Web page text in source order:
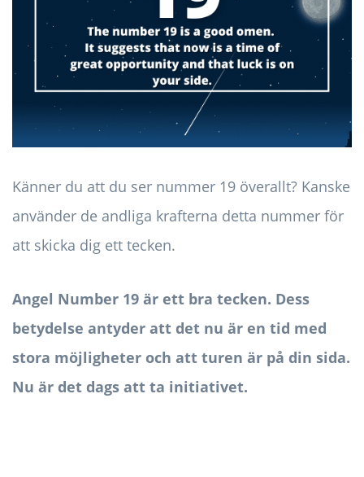
Känner du att du ser nummer 19 överallt? Kanske
använder de andliga krafterna detta nummer för
att skicka dig ett tecken.
Angel Number 19 är ett bra tecken. Dess
betydelse antyder att det nu är en tid med
stora möjligheter och att turen är på din sida.
Nu är det dags att ta initiativet.